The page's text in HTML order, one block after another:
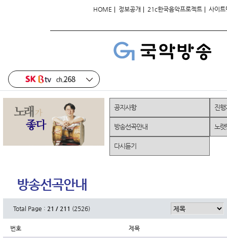
HOME | 정보공개 | 21c한국음악프로젝트 | 사이트
방송선곡안내
Total Page : 21 / 211 (2526)
번호 제목
공지사항 진
방송선곡안내 노랫
다시듣기